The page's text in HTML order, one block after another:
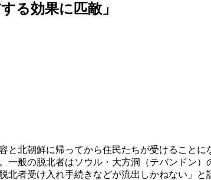
る効果に匹敵」
北朝鮮に帰ってから住民たちが受けること
般の脱北者はソウル・大方洞（テバンドン
者受け入れ手続きなどが流出しかねない」